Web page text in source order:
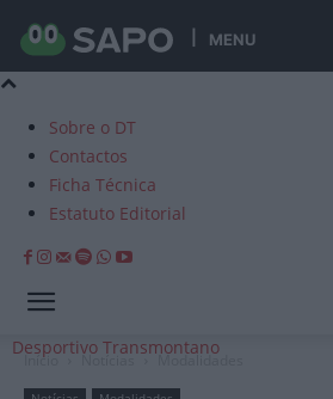
MENU
Sobre o DT
Contactos
Ficha Técnica
Estatuto Editorial
Desportivo Transmontano
Início Notícias Modalidades